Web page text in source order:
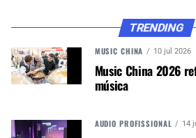
valvulados em um formato de
construído sobre um chassi de
placas de circuito de fibra de
componentes altamente
potenciômetros, interruptores e
Ele pode operar com
TRENDING
MUSIC CHINA 10 jul 2026
Music China 2026
música
AUDIO PROFISSIONAL 14